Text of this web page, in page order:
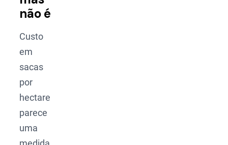
não é
Custo
em
sacas
por
hectare
parece
uma